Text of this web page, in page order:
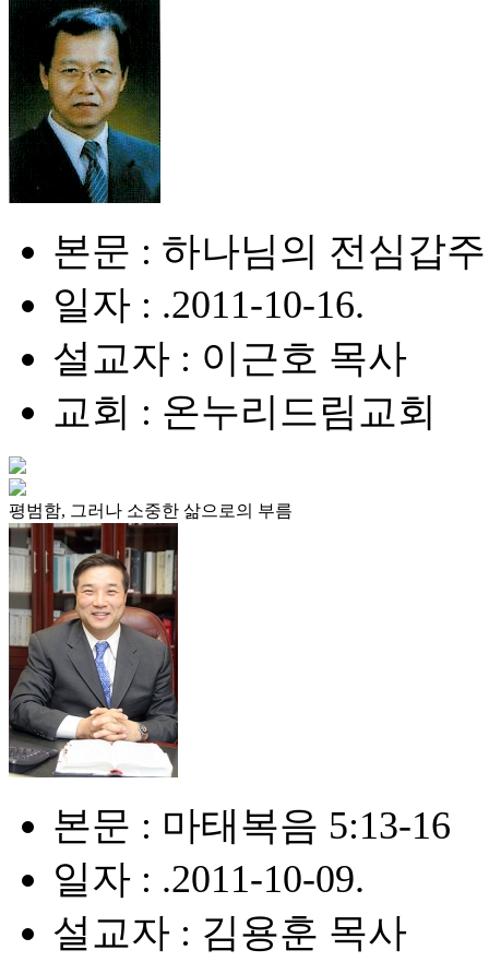
본문 : 하나님의 전심갑
일자 : .2011-10-16.
설교자 : 이근호 목사
교회 : 온누리드림교회
평범함, 그러나 소중한 삶으로의 부름
본문 : 마태복음 5:13-16
일자 : .2011-10-09.
설교자 : 김용훈 목사